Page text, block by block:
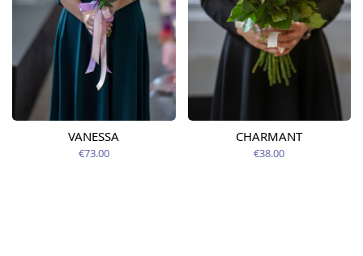
VANESSA
€73.00
CHARMANT
€38.00